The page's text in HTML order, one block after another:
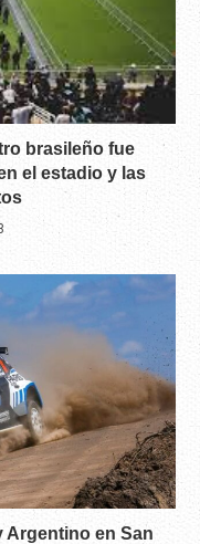
brasileño fue
el estadio y las
Argentino en San